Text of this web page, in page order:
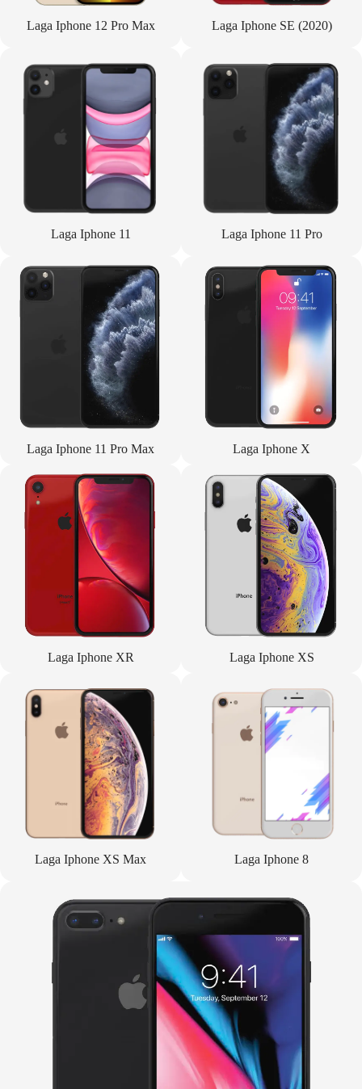
Laga Iphone 12 Pro Max Laga Iphone SE (2020)
Laga Iphone 11 Laga Iphone 11 Pro
Laga Iphone 11 Pro Max Laga Iphone X
Laga Iphone XR Laga Iphone XS
Laga Iphone XS Max Laga Iphone 8